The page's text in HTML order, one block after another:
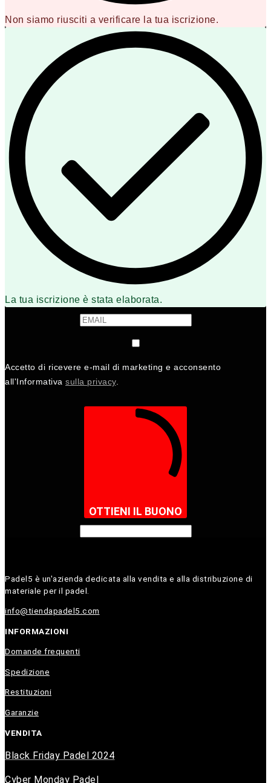
Non siamo riusciti a verificare la tua iscrizione.
La tua iscrizione è stata elaborata.
Accetto di ricevere e-mail di marketing e acconsento
all'Informativa sulla privacy.
OTTIENI IL BUONO
Padel5 è un'azienda dedicata alla vendita e alla distribuzione di
materiale per il padel.
info@tiendapadel5.com
INFORMAZIONI
Domande frequenti
Spedizione
Restituzioni
Garanzie
VENDITA
Black Friday Padel 2024
Cyber Monday Padel